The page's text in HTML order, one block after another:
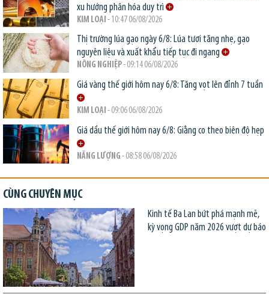
xu hướng phân hóa duy trì
KIM LOẠI - 10:47 06/08/2026
Thị trường lúa gạo ngày 6/8: Lúa tươi tăng nhẹ, gạo
nguyên liệu và xuất khẩu tiếp tục đi ngang
NÔNG NGHIỆP- 09:14 06/08/2026
Giá vàng thế giới hôm nay 6/8: Tăng vọt lên đỉnh 7 tuần
KIM LOẠI - 09:06 06/08/2026
Giá dầu thế giới hôm nay 6/8: Giằng co theo biên độ hẹp
NĂNG LƯỢNG - 08:58 06/08/2026
CÙNG CHUYÊN MỤC
Kinh tế Ba Lan bứt phá mạnh mẽ,
kỳ vọng GDP năm 2026 vượt dự báo